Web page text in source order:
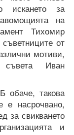
искането за
на
Тихомир
от
мотиви,
съвета Иван
обаче, такова
е насрочвано,
за свикването
и